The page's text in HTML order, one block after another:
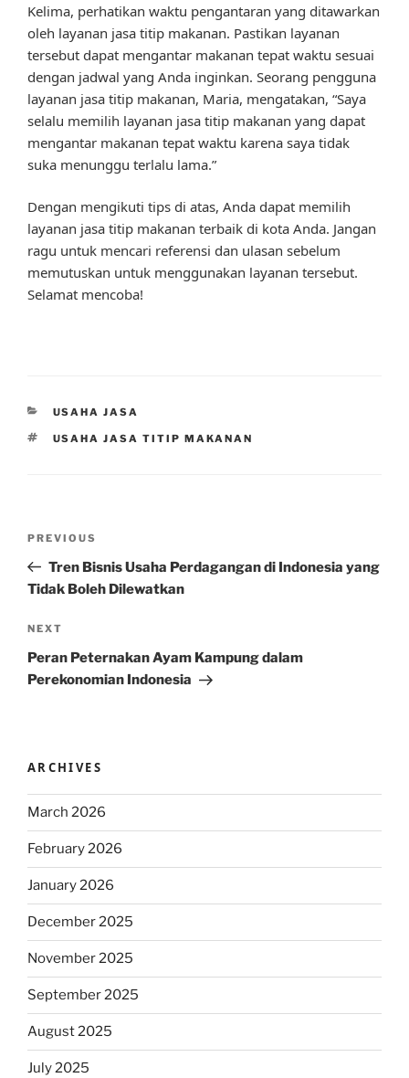
Kelima, perhatikan waktu pengantaran yang ditawarkan
oleh layanan jasa titip makanan. Pastikan layanan
tersebut dapat mengantar makanan tepat waktu sesuai
dengan jadwal yang Anda inginkan. Seorang pengguna
layanan jasa titip makanan, Maria, mengatakan, “Saya
selalu memilih layanan jasa titip makanan yang dapat
mengantar makanan tepat waktu karena saya tidak
suka menunggu terlalu lama.”
Dengan mengikuti tips di atas, Anda dapat memilih
layanan jasa titip makanan terbaik di kota Anda. Jangan
ragu untuk mencari referensi dan ulasan sebelum
memutuskan untuk menggunakan layanan tersebut.
Selamat mencoba!
CATEGORIES
USAHA JASA
TAGS
USAHA JASA TITIP MAKANAN
Previous
Post
PREVIOUS
Tren Bisnis Usaha Perdagangan di Indonesia yang
Tidak Boleh Dilewatkan
Next
Post
NEXT
Peran Peternakan Ayam Kampung dalam
Perekonomian Indonesia
ARCHIVES
March 2026
February 2026
January 2026
December 2025
November 2025
September 2025
August 2025
July 2025